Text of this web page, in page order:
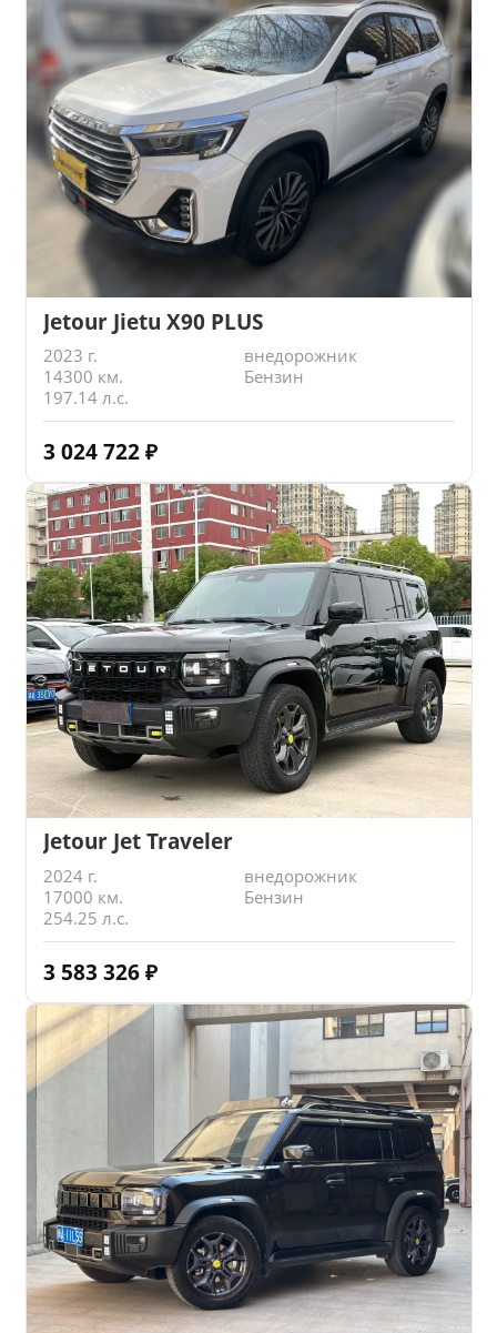
Jetour Jietu X90 PLUS
2023 г.
внедорожник
14300 км.
Бензин
197.14 л.с.
3 024 722 ₽
Jetour Jet Traveler
2024 г.
внедорожник
17000 км.
Бензин
254.25 л.с.
3 583 326 ₽